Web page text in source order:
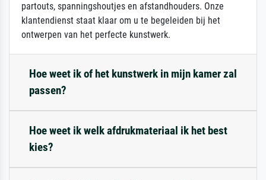
partouts, spanningshoutjes en afstandhouders. Onze
klantendienst staat klaar om u te begeleiden bij het
ontwerpen van het perfecte kunstwerk.
Hoe weet ik of het kunstwerk in mijn kamer zal
passen?
Hoe weet ik welk afdrukmateriaal ik het best
kies?